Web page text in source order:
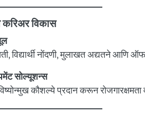
करिअर विकास
विद्यार्थी नोंदणी, मुलाखत अद्यतने
सोल्यूशन्स
भविष्योन्मुख कौशल्ये प्रदान करून